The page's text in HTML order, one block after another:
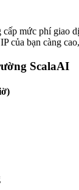
cấp mức phí giao
của bạn càng
ScalaAI